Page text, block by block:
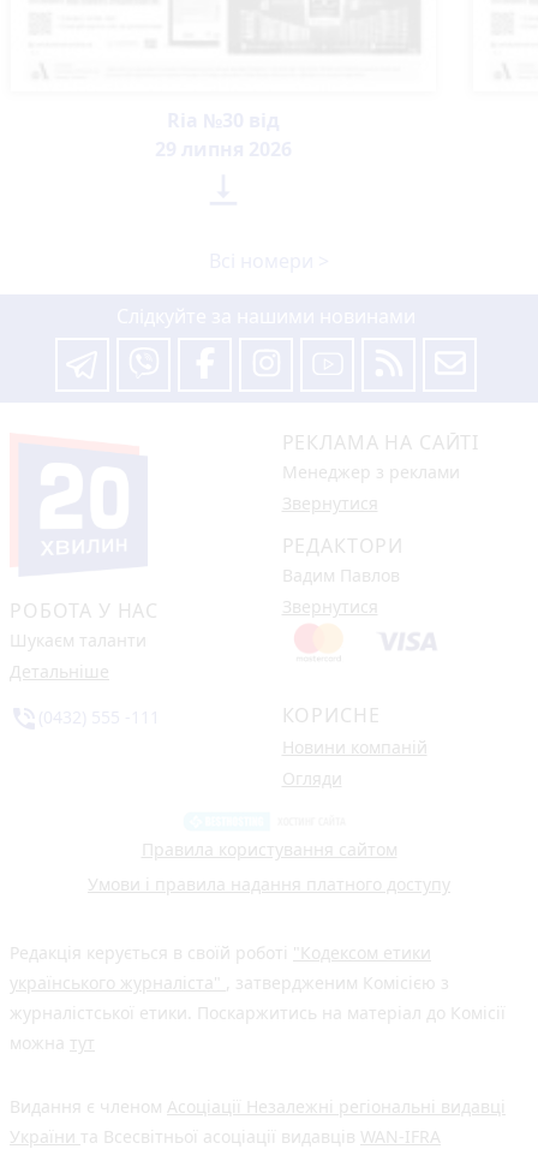
РОБОТА У НАС
Шукаєм таланти
Детальніше
РЕКЛАМА НА САЙТІ
Менеджер з реклами
Звернутися
РЕДАКТОРИ
Вадим Павлов
Звернутися
КОРИСНЕ
Новини компаній
Огляди
Правила користування сайтом
Умови і правила надання платного доступу
Редакція керується в своїй роботі "Кодексом етики
українського журналіста"
, затвердженим Комісією з
журналістської етики. Поскаржитись на матеріал до Комісії
можна тут
Видання є членом Асоціації Незалежні регіональні видавці
України та Всесвітньої асоціації видавців WAN-IFRA